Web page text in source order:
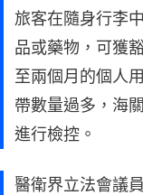
旅客在隨身行李
品或藥物，可獲
至兩個月的個人
帶數量過多，海
進行檢控。
醫衛界立法會議